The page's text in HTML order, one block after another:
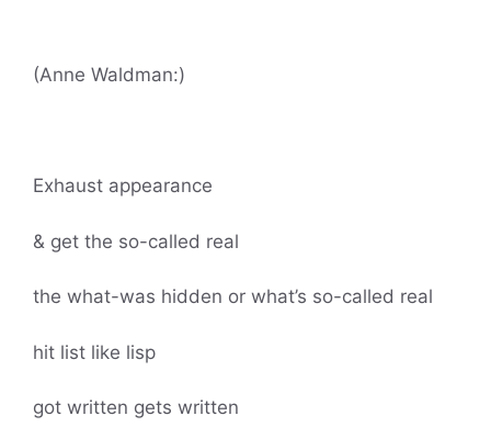
(Anne Waldman:)
Exhaust appearance
& get the so-called real
the what-was hidden or what’s so-called real
hit list like lisp
got written gets written